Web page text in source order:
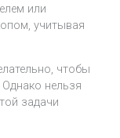
или
учитывая
чтобы
нельзя
задачи